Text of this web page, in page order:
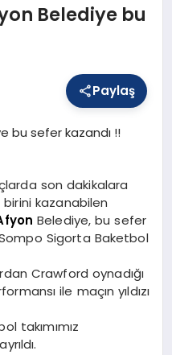
Belediye bu
Paylaş
son dakikalara
kazanabilen
Belediye, bu sefer
Sigorta Baketbol
Crawford oynadığı
ile maçın yıldızı
takımımız